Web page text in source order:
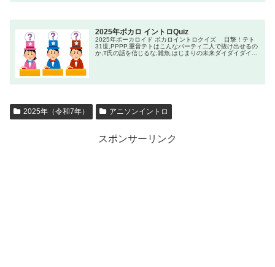
2025年ボカロ イントロQuiz
2025年ボーカロイド ボカロイントロクイズ 目撃！テト
31世,PPPP,重音テトはこんなパーティ二人で抜け出せるの
か,T氏の話を信じるな,雑魚,はじまりの未来ダイダイダイダ
2025年（令和7年） アニソンイントロ
スポンサーリンク